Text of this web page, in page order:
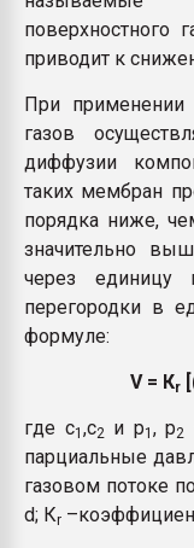
поверхностного
приводит к
При применении
газов
диффузии
таких мембран
порядка ниже,
значительно
через единицу
перегородки в
формуле:
V = Кr
где с1 ,с2 и p1 , p2
парциальные
газовом потоке
d; Кr